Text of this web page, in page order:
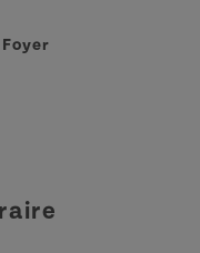
Foyer